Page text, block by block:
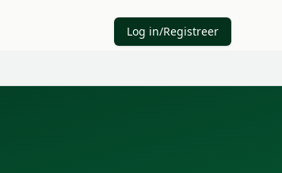
Log in/Registreer